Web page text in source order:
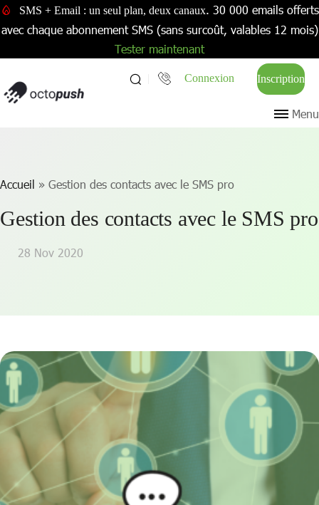
SMS + Email : un seul plan, deux canaux. 30 000 emails offerts
avec chaque abonnement SMS (sans surcoût, valables 12 mois)
Tester maintenant
Connexion Inscription
Menu
Accueil » Gestion des contacts avec le SMS pro
Gestion des contacts avec le SMS pro
28 Nov 2020